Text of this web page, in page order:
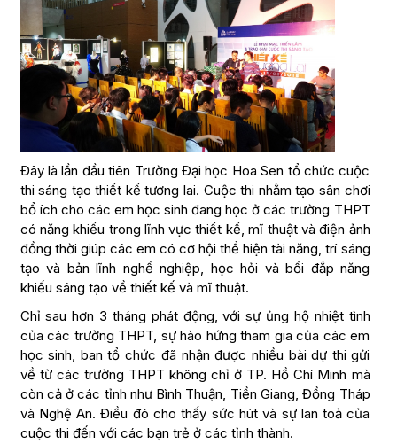
Đây là lần đầu tiên Trường Đại học Hoa Sen tổ chức cuộc
thi sáng tạo thiết kế tương lai. Cuộc thi nhằm tạo sân chơi
bổ ích cho các em học sinh đang học ở các trường THPT
có năng khiếu trong lĩnh vực thiết kế, mĩ thuật và điện ảnh
đồng thời giúp các em có cơ hội thể hiện tài năng, trí sáng
tạo và bản lĩnh nghề nghiệp, học hỏi và bồi đắp năng
khiếu sáng tạo về thiết kế và mĩ thuật.
Chỉ sau hơn 3 tháng phát động, với sự ủng hộ nhiệt tình
của các trường THPT, sự hào hứng tham gia của các em
học sinh, ban tổ chức đã nhận được nhiều bài dự thi gửi
về từ các trường THPT không chỉ ở TP. Hồ Chí Minh mà
còn cả ở các tỉnh như Bình Thuận, Tiền Giang, Đồng Tháp
và Nghệ An. Điều đó cho thấy sức hút và sự lan toả của
cuộc thi đến với các bạn trẻ ở các tỉnh thành.